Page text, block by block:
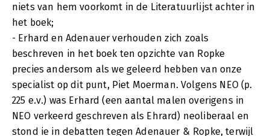
niets van hem voorkomt in de Literatuurlijst achter in
het boek;
- Erhard en Adenauer verhouden zich zoals
beschreven in het boek ten opzichte van Ropke
precies andersom als we geleerd hebben van onze
specialist op dit punt, Piet Moerman. Volgens NEO (p.
225 e.v.) was Erhard (een aantal malen overigens in
NEO verkeerd geschreven als Ehrard) neoliberaal en
stond ie in debatten tegen Adenauer & Ropke, terwijl